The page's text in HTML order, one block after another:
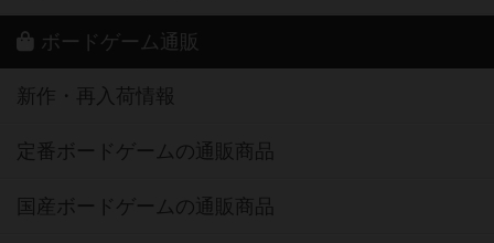
ボードゲーム通販
新作・再入荷情報
定番ボードゲームの通販商品
国産ボードゲームの通販商品